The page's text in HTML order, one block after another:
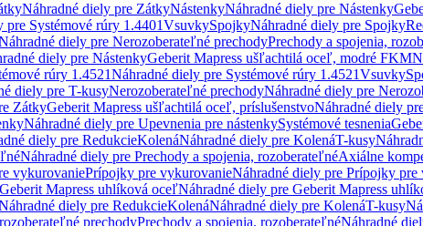
Náhradné diely pre ZátkyNástenkyNáhradné diely pre Nástenky
pre Systémové rúry 1.4401VsuvkySpojkyNáhradné diely pre Spojky
diely pre Nerozoberateľné prechodyPrechody a spojenia,
diely pre NástenkyGeberit Mapress ušľachtilá oceľ, modré FKM
rúry 1.4521Náhradné diely pre Systémové rúry 1.4521Vsuvky
diely pre T-kusyNerozoberateľné prechodyNáhradné diely pre
ZátkyGeberit Mapress ušľachtilá oceľ, príslušenstvoNáhradné diely
Náhradné diely pre Upevnenia pre nástenkySystémové tesnenia
diely pre RedukcieKolenáNáhradné diely pre KolenáT-kusy
Náhradné diely pre Prechody a spojenia, rozoberateľnéAxiálne
vykurovaniePrípojky pre vykurovanieNáhradné diely pre Prípojky pre
Geberit Mapress uhlíková oceľNáhradné diely pre Geberit Mapress
diely pre RedukcieKolenáNáhradné diely pre KolenáT-kusy
prechodyPrechody a spojenia, rozoberateľnéNáhradné